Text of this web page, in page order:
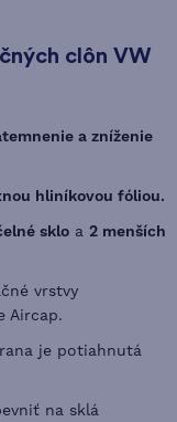
clôn VW
a zníženie
hliníkovou fóliou.
sklo a 2 menších
vrstvy
Aircap.
je potiahnutá
na sklá